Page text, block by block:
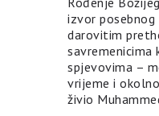
izvor posebnog
darovitim
savremenicima
spjevovima –
vrijeme i
živio